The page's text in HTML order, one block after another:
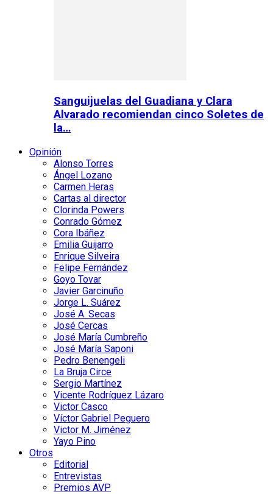
Sanguijuelas del Guadiana y Clara
Alvarado recomiendan cinco Soletes de
la…
Opinión
Alonso Torres
Ángel Lozano
Carmen Heras
Cartas al director
Clorinda Powers
Conrado Gómez
Cora Ibáñez
Emilia Guijarro
Enrique Silveira
Felipe Fernández
Goyo Tovar
Javier Garcinuño
Jorge L. Suárez
José A. Secas
José Cercas
José María Cumbreño
José María Saponi
Pedro Benengeli
La Bruja Circe
Sergio Martínez
Vicente Rodríguez Lázaro
Victor Casco
Víctor Gabriel Peguero
Victor M. Jiménez
Yayo Pino
Otros
Editorial
Entrevistas
Premios AVP